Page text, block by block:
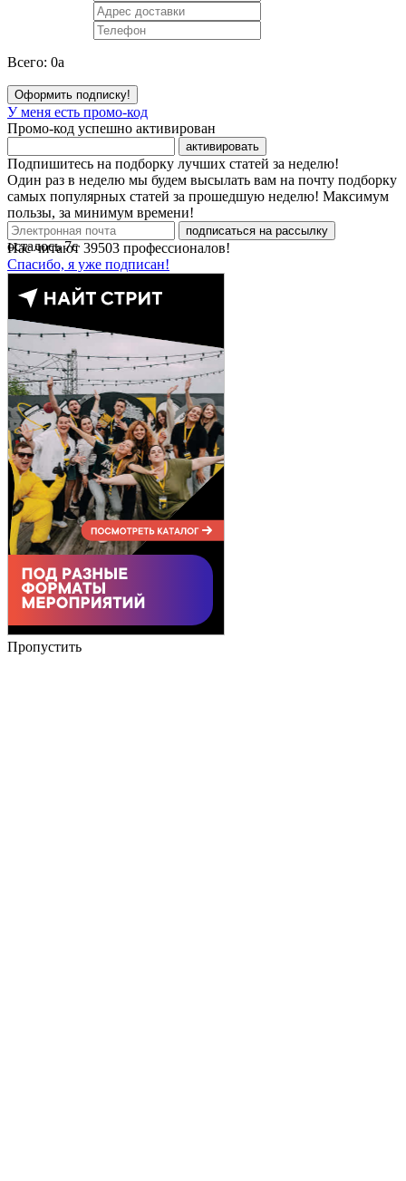
Всего: 0a
Оформить подписку!
У меня есть промо-код
Промо-код успешно активирован
активировать
Подпишитесь на подборку лучших статей за неделю!
Один раз в неделю мы будем высылать вам на почту подборку
самых популярных статей за прошедшую неделю! Максимум
пользы, за минимум времени!
подписаться на рассылку
Нас читают 39503 профессионалов!
Спасибо, я уже подписан!
осталось7с
Пропустить